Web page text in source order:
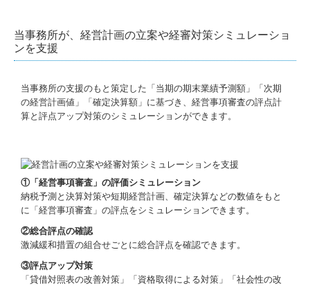
当事務所が、経営計画の立案や経審対策シミュレーショ
ンを支援
当事務所の支援のもと策定した「当期の期末業績予測額」「次期
の経営計画値」「確定決算額」に基づき、経営事項審査の評点計
算と評点アップ対策のシミュレーションができます。
①「経営事項審査」の評価シミュレーション
納税予測と決算対策や短期経営計画、確定決算などの数値をもと
に「経営事項審査」の評点をシミュレーションできます。
②総合評点の確認
激減緩和措置の組合せごとに総合評点を確認できます。
③評点アップ対策
「貸借対照表の改善対策」「資格取得による対策」「社会性の改